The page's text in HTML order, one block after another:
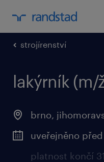
strojírenství
lakýrník (m/
brno,
uveřejněno
platnost končí